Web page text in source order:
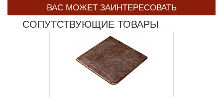
ВАС МОЖЕТ ЗАИНТЕРЕСОВАТЬ
СОПУТСТВУЮЩИЕ ТОВАРЫ